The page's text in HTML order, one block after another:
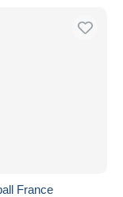
France